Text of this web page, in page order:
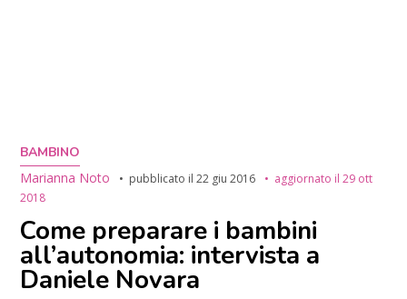
BAMBINO
Marianna Noto
pubblicato il22 giu 2016 aggiornato il29 ott
2018
Come preparare i bambini
all’autonomia: intervista a
Daniele Novara